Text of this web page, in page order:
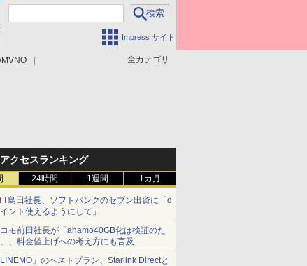
Impress サイト
全カテゴリ
アクセスランキング
24時間 1週間 1カ月
島田社長、ソフトバンクのセブン出資に「d
ント使えるようにして」
コモ前田社長が「ahamo40GB化は検証のた
、料金値上げへの考え方にも言及
LINEMO」のベストプラン、Starlink Directと